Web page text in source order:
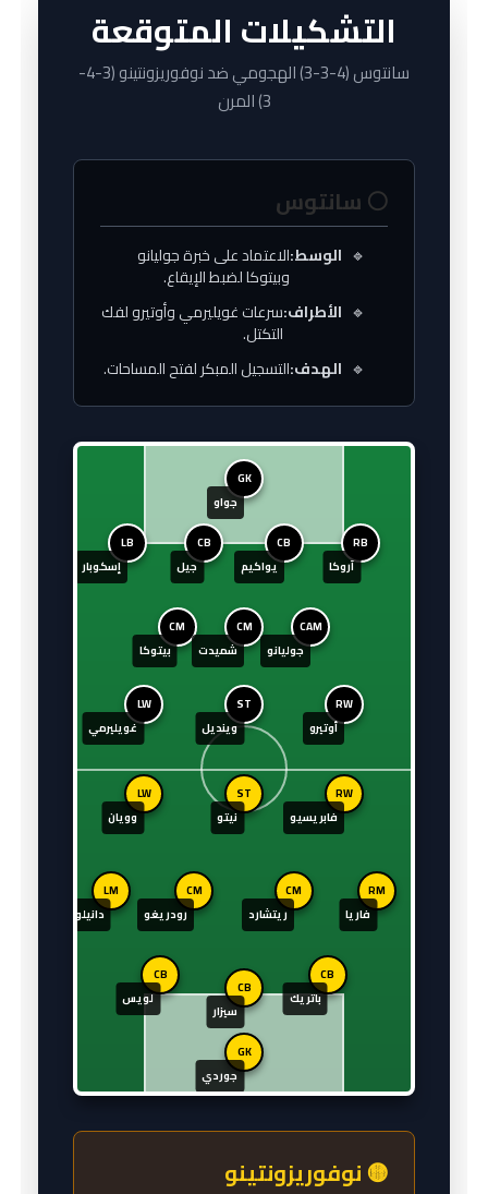
التشكيلات المتوقعة
سانتوس (4-3-3) الهجومي ضد نوفوريزونتينو (3-4-
3) المرن
⚪ سانتوس
🔹 الوسط:الاعتماد على خبرة جوليانو
وبيتوكا لضبط الإيقاع.
🔹 الأطراف:سرعات غويليرمي وأوتيرو لفك
التكتل.
🔹 الهدف:التسجيل المبكر لفتح المساحات.
GK
جواو
LB
إسكوبار
CB
جيل
CB
يواكيم
RB
آروكا
CM
بيتوكا
CM
شميدت
CAM
جوليانو
LW
غويليرمي
ST
وينديل
RW
أوتيرو
GK
جوردي
CB
لويس
CB
سيزار
CB
باتريك
LM
دانيلو
CM
رودريغو
CM
ريتشارد
RM
فاريا
LW
وويان
ST
نيتو
RW
فابريسيو
🟡 نوفوريزونتينو